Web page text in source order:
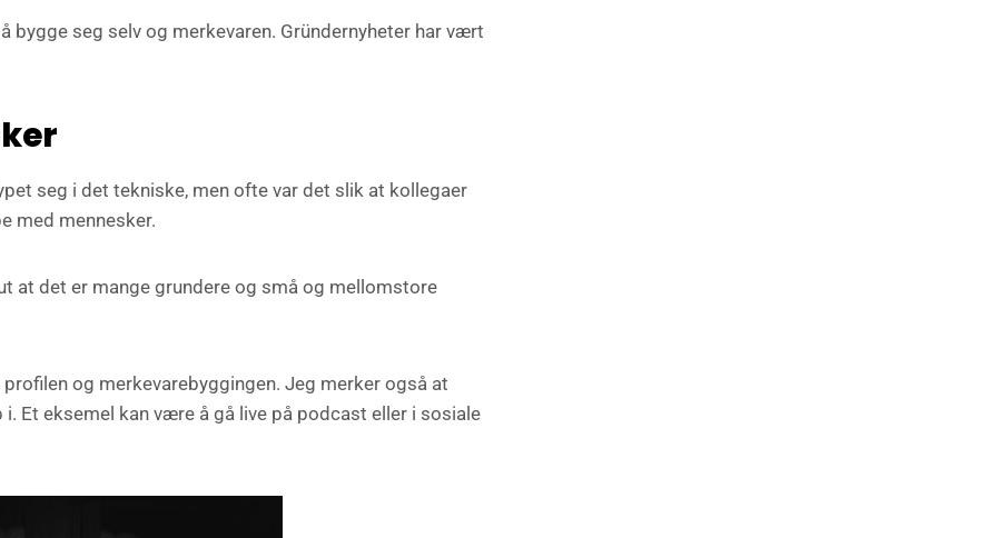
seg selv og merkevaren. Gründernyheter har vært
seg i det tekniske, men ofte var det slik at kollegaer
med mennesker.
at det er mange grundere og små og mellomstore
og merkevarebyggingen. Jeg merker også at
Et eksemel kan være å gå live på podcast eller i sosiale